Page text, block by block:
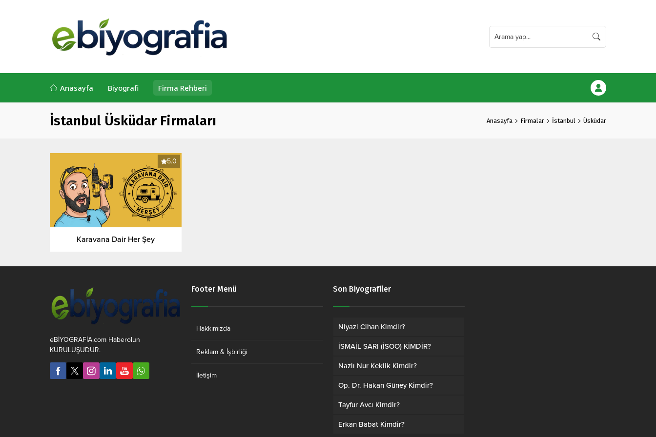
Anasayfa Biyografi Firma Rehberi
İstanbul Üsküdar Firmaları Anasayfa Firmalar İstanbul Üsküdar
5.0
Karavana Dair Her Şey
eBİYOGRAFİA.com Haberolun
KURULUŞUDUR.
Footer Menü
Hakkımızda
Reklam & İşbirliği
İletişim
Son Biyografiler
Niyazi Cihan Kimdir?
İSMAİL SARI (İSOO) KİMDİR?
Nazlı Nur Keklik Kimdir?
Op. Dr. Hakan Güney Kimdir?
Tayfur Avcı Kimdir?
Erkan Babat Kimdir?